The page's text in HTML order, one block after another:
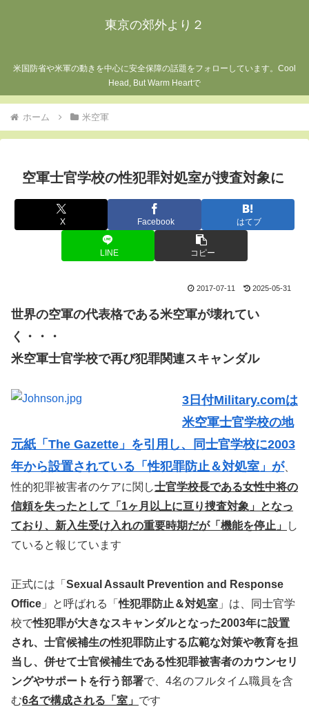
東京の郊外より２
米国防省や米軍の動きを中心に安全保障の話題をフォローしています。Cool
Head, But Warm Heartで
ホーム 米空軍
空軍士官学校の性犯罪対処室が捜査対象に
X Facebook はてブ
LINE コピー
2017-07-11 2025-05-31
世界の空軍の代表格である米空軍が壊れてい
く・・・
米空軍士官学校で再び犯罪関連スキャンダル
3日付Military.comは
米空軍士官学校の地
元紙「The Gazette」を引用し、同士官学校に2003
年から設置されている「性犯罪防止＆対処室」が、
性的犯罪被害者のケアに関し士官学校長である女性中将の
信頼を失ったとして「1ヶ月以上に亘り捜査対象」となっ
ており、新入生受け入れの重要時期だが「機能を停止」
し
ていると報じています
正式には「 Sexual Assault Prevention and Response
Office 」と呼ばれる「性犯罪防止＆対処室 」は、同士官学
校で性犯罪が大きなスキャンダルとなった2003年に設置
され、士官候補生の性犯罪防止する広範な対策や教育を担
当し、併せて士官候補生である性犯罪被害者のカウンセリ
ングやサポートを行う部署で、4名のフルタイム職員を含
む6名で構成される「室」 です